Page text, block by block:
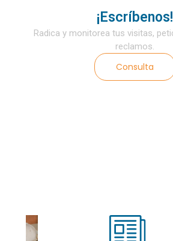
¡Escríbenos!
Radica y monitorea tus visitas,
reclamos.
Consulta